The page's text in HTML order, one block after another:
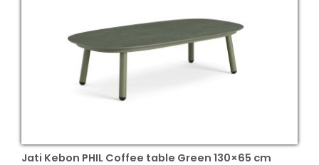
Jati Kebon PHIL Coffee table Green 130×65 cm